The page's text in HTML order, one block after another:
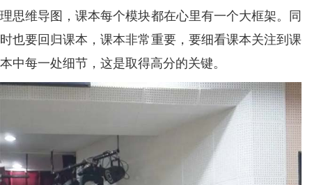
理思维导图，课本每个模块都在心里有一个大框架。同
时也要回归课本，课本非常重要，要细看课本关注到课
本中每一处细节，这是取得高分的关键。